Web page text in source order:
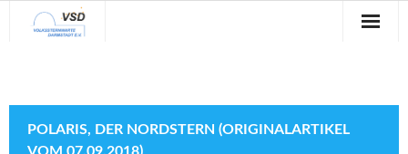
Veranstaltungen
Verein
POLARIS, DER NORDSTERN (ORIGINALARTIKEL